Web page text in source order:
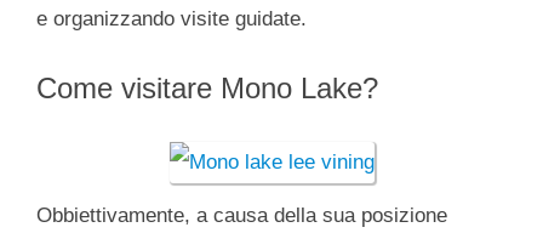
e organizzando visite guidate.
Come visitare Mono Lake?
Obbiettivamente, a causa della sua posizione